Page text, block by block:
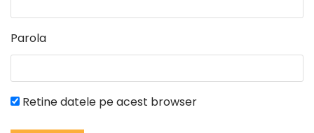
Parola
Retine datele pe acest browser